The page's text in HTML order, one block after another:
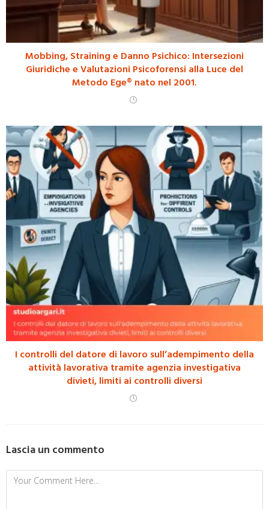
Mobbing, Straining e Danno Psichico: Intersezioni
Giuridiche e Valutazioni Psicoforensi alla Luce del
Metodo Ege® nato nel 2001.
I controlli del datore di lavoro sull’adempimento della
attività lavorativa tramite agenzia investigativa
divieti, limiti ai controlli diversi
Lascia un commento